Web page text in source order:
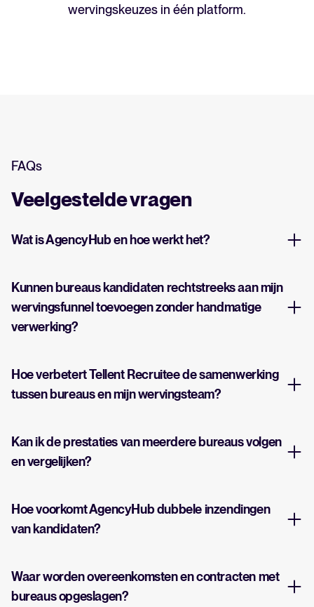
wervingskeuzes in één platform.
FAQs
Veelgestelde vragen
Wat is AgencyHub en hoe werkt het?
Kunnen bureaus kandidaten rechtstreeks aan mijn
wervingsfunnel toevoegen zonder handmatige
verwerking?
Hoe verbetert Tellent Recruitee de samenwerking
tussen bureaus en mijn wervingsteam?
Kan ik de prestaties van meerdere bureaus volgen
en vergelijken?
Hoe voorkomt AgencyHub dubbele inzendingen
van kandidaten?
Waar worden overeenkomsten en contracten met
bureaus opgeslagen?